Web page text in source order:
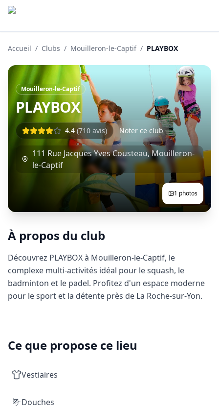
Accueil / Clubs / Mouilleron-le-Captif / PLAYBOX
Mouilleron-le-Captif
PLAYBOX
4.4 (710 avis) Noter ce club
111 Rue Jacques Yves Cousteau,Mouilleron-
le-Captif
1 photos
À propos du club
Découvrez PLAYBOX à Mouilleron-le-Captif, le
complexe multi-activités idéal pour le squash, le
badminton et le padel. Profitez d'un espace moderne
pour le sport et la détente près de La Roche-sur-Yon.
Ce que propose ce lieu
Vestiaires
Douches